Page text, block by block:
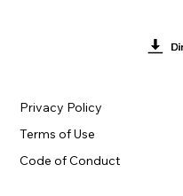
Terms of Use
Privacy Policy
Code of Conduct